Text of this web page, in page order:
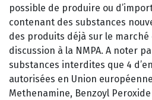
possible de produire ou
contenant des substances
des produits déjà sur le marché
discussion à la NMPA. A noter
substances interdites que 4
autorisées en Union
Methenamine, Benzoyl